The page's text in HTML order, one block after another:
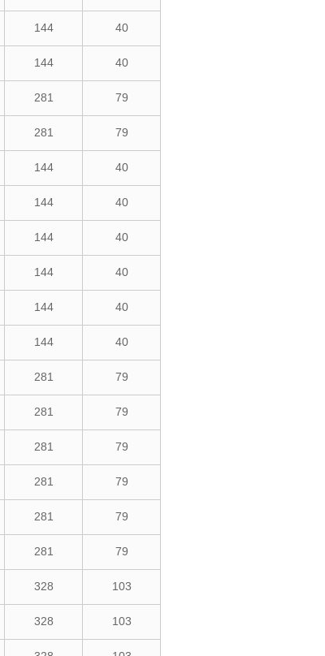
144 40
144 40
281 79
281 79
144 40
144 40
144 40
144 40
144 40
144 40
281 79
281 79
281 79
281 79
281 79
281 79
328 103
328 103